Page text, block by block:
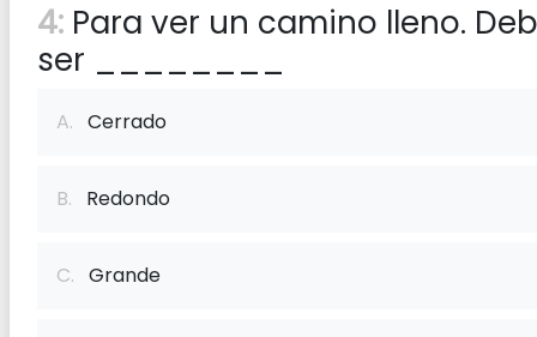
4: Para ver un camino lleno.
ser ________
A. Cerrado
B. Redondo
C. Grande